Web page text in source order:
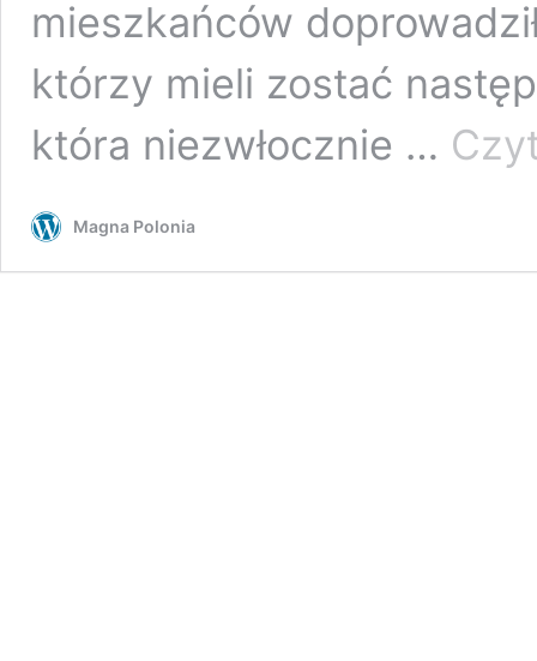
mieszkańców
którzy mieli zostać
która niezwłocznie …
Magna Polonia